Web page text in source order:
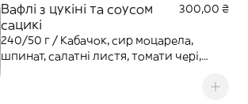
Вафлі з цукіні та соусом
сацикі
300,00 ₴
240/50 г / Кабачок, сир моцарела,
шпинат, салатні листя, томати чері,